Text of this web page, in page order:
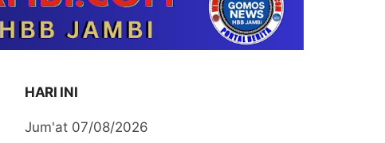
HARI INI
Jum'at 07/08/2026